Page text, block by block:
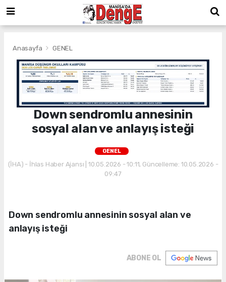
Anasayfa GENEL
Down sendromlu annesinin
sosyal alan ve anlayış isteği
GENEL
(İHA) - İhlas Haber Ajansı | 10.05.2026 - 10:11, Güncelleme: 10.05.2026 -
09:47
Down sendromlu annesinin sosyal alan ve
anlayış isteği
ABONE OL